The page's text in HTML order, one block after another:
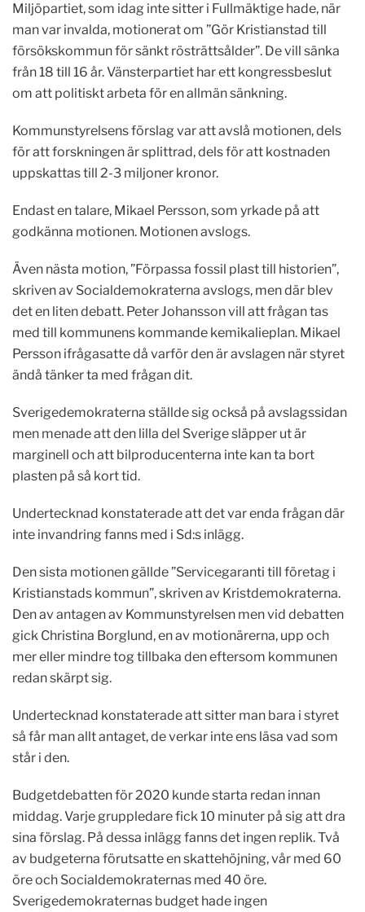
Miljöpartiet, som idag inte sitter i Fullmäktige hade, när
man var invalda, motionerat om ”Gör Kristianstad till
försökskommun för sänkt rösträttsålder”. De vill sänka
från 18 till 16 år. Vänsterpartiet har ett kongressbeslut
om att politiskt arbeta för en allmän sänkning.
Kommunstyrelsens förslag var att avslå motionen, dels
för att forskningen är splittrad, dels för att kostnaden
uppskattas till 2-3 miljoner kronor.
Endast en talare, Mikael Persson, som yrkade på att
godkänna motionen. Motionen avslogs.
Även nästa motion, ”Förpassa fossil plast till historien”,
skriven av Socialdemokraterna avslogs, men där blev
det en liten debatt. Peter Johansson vill att frågan tas
med till kommunens kommande kemikalieplan. Mikael
Persson ifrågasatte då varför den är avslagen när styret
ändå tänker ta med frågan dit.
Sverigedemokraterna ställde sig också på avslagssidan
men menade att den lilla del Sverige släpper ut är
marginell och att bilproducenterna inte kan ta bort
plasten på så kort tid.
Undertecknad konstaterade att det var enda frågan där
inte invandring fanns med i Sd:s inlägg.
Den sista motionen gällde ”Servicegaranti till företag i
Kristianstads kommun”, skriven av Kristdemokraterna.
Den av antagen av Kommunstyrelsen men vid debatten
gick Christina Borglund, en av motionärerna, upp och
mer eller mindre tog tillbaka den eftersom kommunen
redan skärpt sig.
Undertecknad konstaterade att sitter man bara i styret
så får man allt antaget, de verkar inte ens läsa vad som
står i den.
Budgetdebatten för 2020 kunde starta redan innan
middag. Varje gruppledare fick 10 minuter på sig att dra
sina förslag. På dessa inlägg fanns det ingen replik. Två
av budgeterna förutsatte en skattehöjning, vår med 60
öre och Socialdemokraternas med 40 öre.
Sverigedemokraternas budget hade ingen